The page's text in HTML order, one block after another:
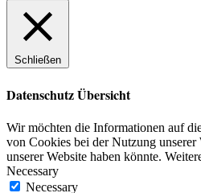
Schließen
Datenschutz Übersicht
Wir möchten die Informationen auf
von Cookies bei der Nutzung
unserer Website haben könnte.
Necessary
Necessary